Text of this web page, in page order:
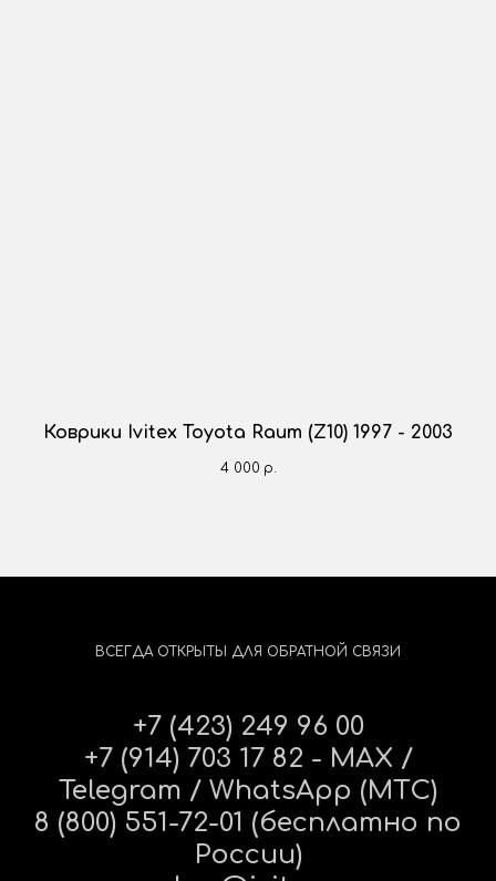
Коврики Ivitex Toyota Raum (Z10) 1997 - 2003
4 000 р.
ВСЕГДА ОТКРЫТЫ ДЛЯ ОБРАТНОЙ СВЯЗИ
+7 (423) 249 96 00
+7 (914) 703 17 82 - MAX /
Telegram / WhatsApp (МТС)
8 (800) 551-72-01 (бесплатно по
России)